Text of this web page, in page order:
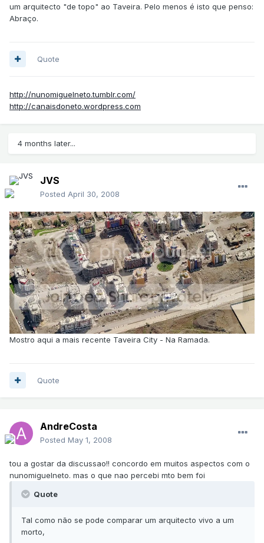
um arquitecto "de topo" ao Taveira. Pelo menos é isto que penso:
Abraço.
Quote
http://nunomiguelneto.tumblr.com/
http://canaisdoneto.wordpress.com
4 months later...
JVS
Posted April 30, 2008
Mostro aqui a mais recente Taveira City - Na Ramada.
Quote
AndreCosta
Posted May 1, 2008
tou a gostar da discussao!! concordo em muitos aspectos com o
nunomiguelneto. mas o que nao percebi mto bem foi
Quote
Tal como não se pode comparar um arquitecto vivo a um
morto,